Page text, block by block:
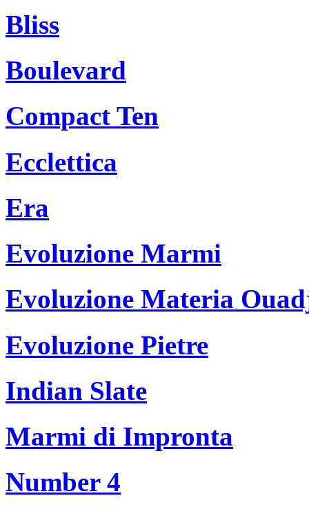
Bliss
Boulevard
Compact Ten
Ecclettica
Era
Evoluzione Marmi
Evoluzione Materia
Evoluzione Pietre
Indian Slate
Marmi di Impronta
Number 4